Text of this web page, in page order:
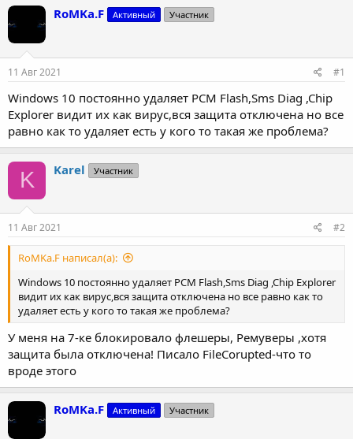
т
е
м
ы
т
л
RoMKa.F Активный Участник
11 Авг 2021 #1
Windows 10 постоянно удаляет PCM Flash,Sms Diag ,Chip
Explorer видит их как вирус,вся защита отключена но все
равно как то удаляет есть у кого то такая же проблема?
K Karel Участник
11 Авг 2021 #2
RoMKa.F написал(а):
Windows 10 постоянно удаляет PCM Flash,Sms Diag ,Chip Explorer
видит их как вирус,вся защита отключена но все равно как то
удаляет есть у кого то такая же проблема?
У меня на 7-ке блокировало флешеры, Ремуверы ,хотя
защита была отключена! Писало FileCorupted-что то
вроде этого
RoMKa.F Активный Участник